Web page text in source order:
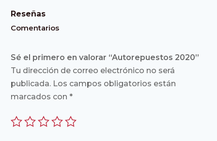
Reseñas
Comentarios
Sé el primero en valorar “Autorepuestos 2020”
Tu dirección de correo electrónico no será
publicada. Los campos obligatorios están
marcados con*